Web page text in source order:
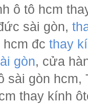
ô tô hcm
sài gòn,
hcm đc thay
gòn, cửa
sài gòn hcm,
thay kính